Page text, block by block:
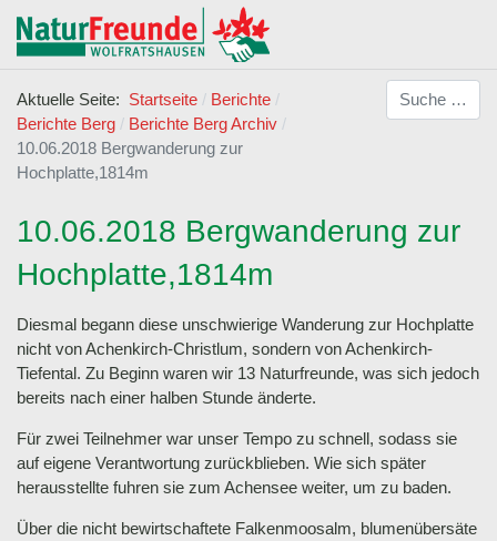
Aktuelle Seite: Startseite
Berichte
Berichte Berg
Berichte Berg Archiv
10.06.2018 Bergwanderung zur
Hochplatte,1814m
Suchen
10.06.2018 Bergwanderung zur
Hochplatte,1814m
Diesmal begann diese unschwierige Wanderung zur Hochplatte
nicht von Achenkirch-Christlum, sondern von Achenkirch-
Tiefental. Zu Beginn waren wir 13 Naturfreunde, was sich jedoch
bereits nach einer halben Stunde änderte.
Für zwei Teilnehmer war unser Tempo zu schnell, sodass sie
auf eigene Verantwortung zurückblieben. Wie sich später
herausstellte fuhren sie zum Achensee weiter, um zu baden.
Über die nicht bewirtschaftete Falkenmoosalm, blumenübersäte